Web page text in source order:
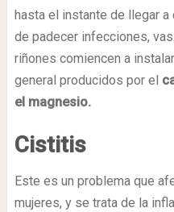
hasta el instante de llegar
de padecer infecciones,
riñones comiencen a
general producidos por el
el magnesio.
Cistitis
Este es un problema que
mujeres, y se trata de la